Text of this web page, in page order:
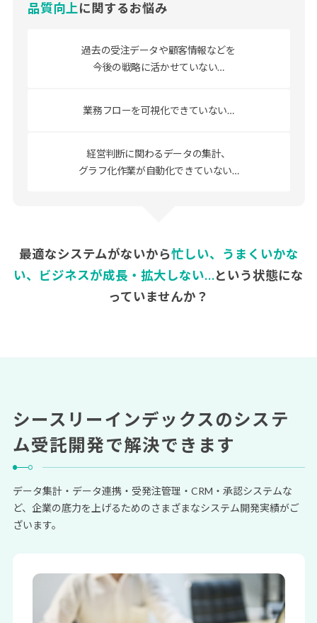
品質向上に関するお悩み
過去の受注データや顧客情報などを
今後の戦略に活かせていない…
業務フローを可視化できていない…
経営判断に関わるデータの集計、
グラフ化作業が自動化できていない…
最適なシステムがないから忙しい、うまくいかな
い、ビジネスが成長・拡大しない…という状態にな
っていませんか？
シースリーインデックスのシステ
ム受託開発で解決できます
データ集計・データ連携・受発注管理・CRM・承認システムな
ど、企業の底力を上げるためのさまざまなシステム開発実績がご
ざいます。